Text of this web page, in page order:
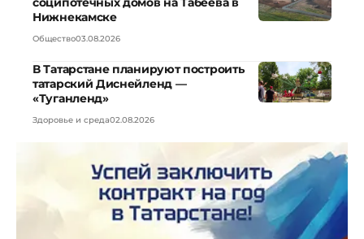
Нижнекамске
Общество03.08.2026
В Татарстане планируют построить
татарский Диснейленд —
«Туганленд»
Здоровье и среда02.08.2026